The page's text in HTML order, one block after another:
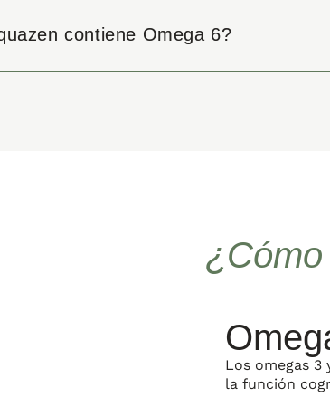
contiene Omega 6?
Los omegas 3
la función